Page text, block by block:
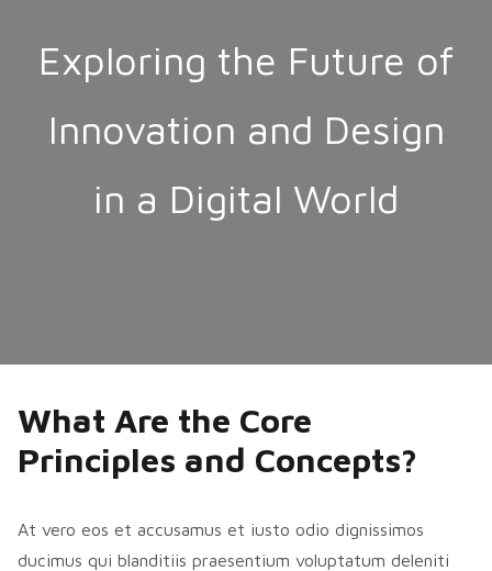
Exploring the Future of
Innovation and Design
in a Digital World
What Are the Core
Principles and Concepts?
At vero eos et accusamus et iusto odio dignissimos
ducimus qui blanditiis praesentium voluptatum deleniti